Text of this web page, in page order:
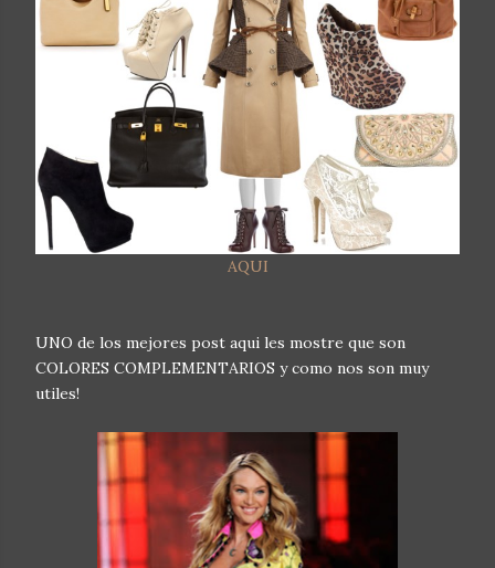
AQUI
UNO de los mejores post aqui les mostre que son
COLORES COMPLEMENTARIOS y como nos son muy
utiles!